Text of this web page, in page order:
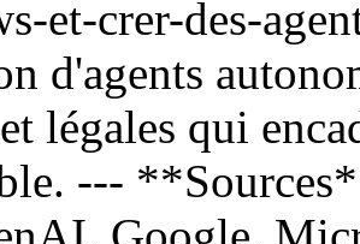
et-crer-des-
d'agents
légales qui
---